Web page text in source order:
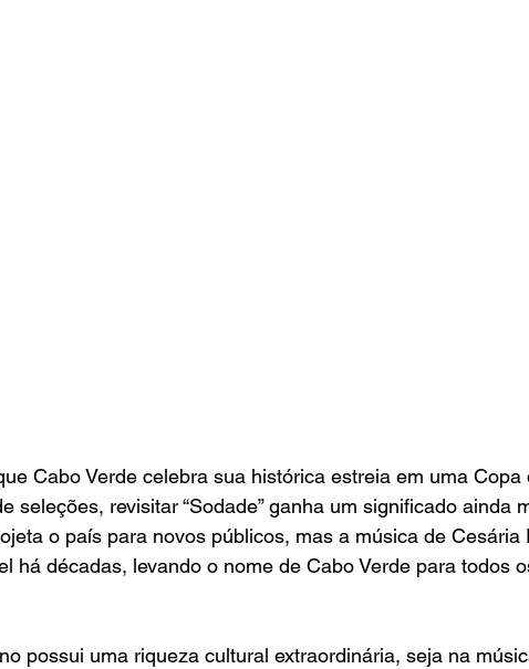
Cabo Verde celebra sua histórica estreia em uma Copa
seleções, revisitar “Sodade” ganha um significado ainda
o país para novos públicos, mas a música de Cesária
há décadas, levando o nome de Cabo Verde para todos
possui uma riqueza cultural extraordinária, seja na